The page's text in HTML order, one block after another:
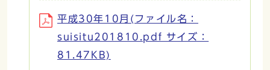
平成30年10月(ファイル名：
suisitu201810.pdf サイズ：
81.47KB)